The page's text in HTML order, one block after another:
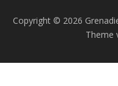
Copyright © 2026
Theme